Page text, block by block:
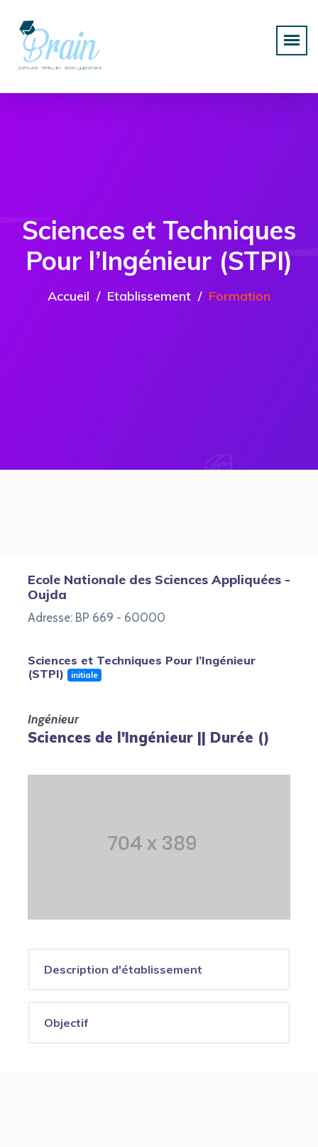
Sciences et Techniques
Pour l’Ingénieur (STPI)
Accueil Etablissement Formation
Ecole Nationale des Sciences Appliquées -
Oujda
Adresse: BP 669 - 60000
Sciences et Techniques Pour l’Ingénieur
(STPI)
initiale
Ingénieur
Sciences de l'Ingénieur || Durée ()
Description d'établissement
Objectif